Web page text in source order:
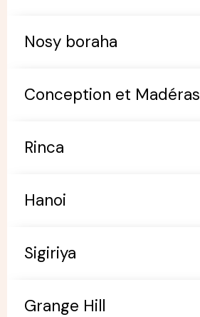
Nosy boraha
Conception et Madéras
Rinca
Hanoi
Sigiriya
Grange Hill